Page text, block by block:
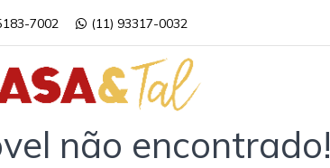
7002 (11) 93317-0032
não encontrado!